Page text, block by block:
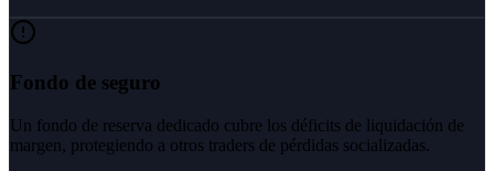
Fondo de seguro
Un fondo de reserva dedicado cubre los déficits de liquidación de
margen, protegiendo a otros traders de pérdidas socializadas.